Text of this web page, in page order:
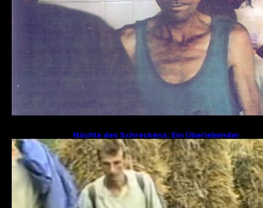
Nächte des Schreckens: Ein Überlebender
erzählt von den Julitagen 1995 in Srebrenica